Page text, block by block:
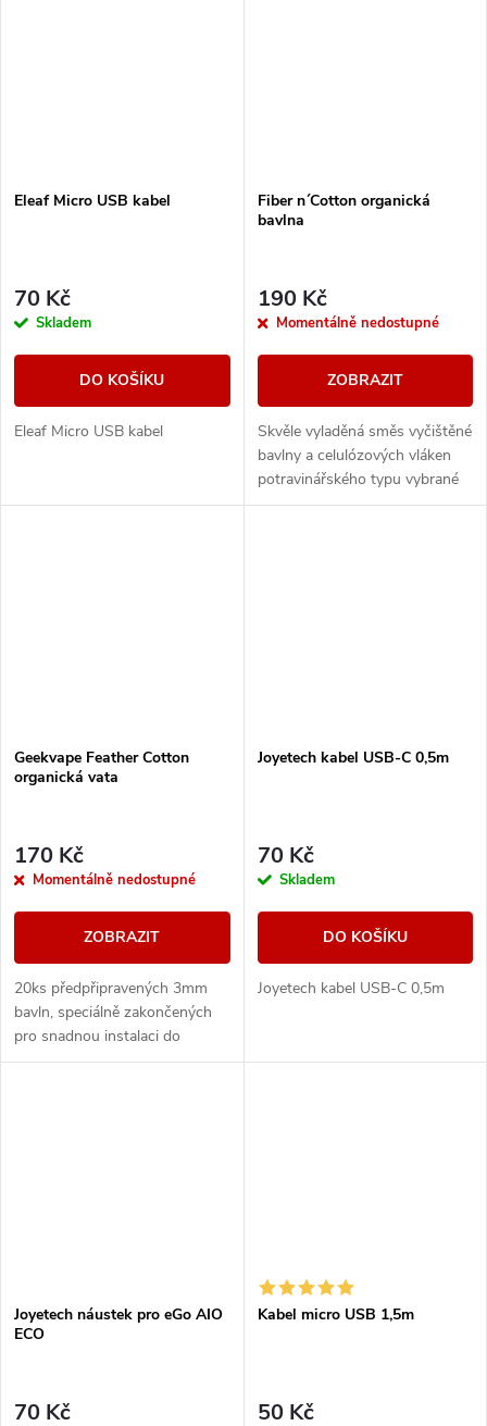
Eleaf Micro USB kabel
70 Kč
Skladem
DO KOŠÍKU
Eleaf Micro USB kabel
Fiber n´Cotton organická
bavlna
190 Kč
Momentálně nedostupné
ZOBRAZIT
Skvěle vyladěná směs vyčištěné
bavlny a celulózových vláken
potravinářského typu vybrané
pro své jedinečné vlastnosti.
Geekvape Feather Cotton
organická vata
170 Kč
Momentálně nedostupné
ZOBRAZIT
20ks předpřipravených 3mm
bavln, speciálně zakončených
pro snadnou instalaci do
spirálky.
Joyetech kabel USB-C 0,5m
70 Kč
Skladem
DO KOŠÍKU
Joyetech kabel USB-C 0,5m
Joyetech náustek pro eGo AIO
ECO
70 Kč
Kabel micro USB 1,5m
50 Kč